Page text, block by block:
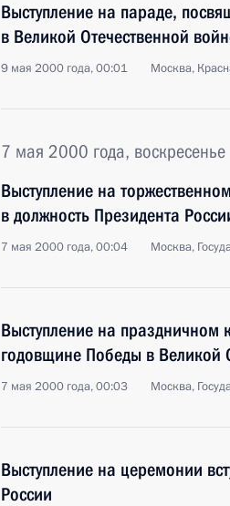
Выступление на параде,
в Великой Отечественной
9 мая 2000 года, 00:01 Москва,
7 мая 2000 года, воскресенье
Выступление на
в должность Президента
7 мая 2000 года, 00:04 Москва,
Выступление на
годовщине Победы в Великой
7 мая 2000 года, 00:03 Москва,
Выступление на церемонии
России